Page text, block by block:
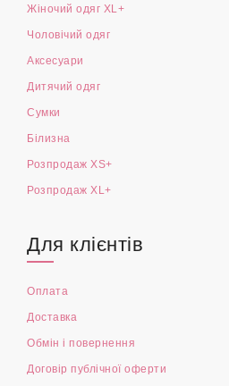
Жіночий одяг XL+
Чоловічий одяг
Аксесуари
Дитячий одяг
Сумки
Білизна
Розпродаж XS+
Розпродаж XL+
Для клієнтів
Оплата
Доставка
Обмін і повернення
Договір публічної оферти